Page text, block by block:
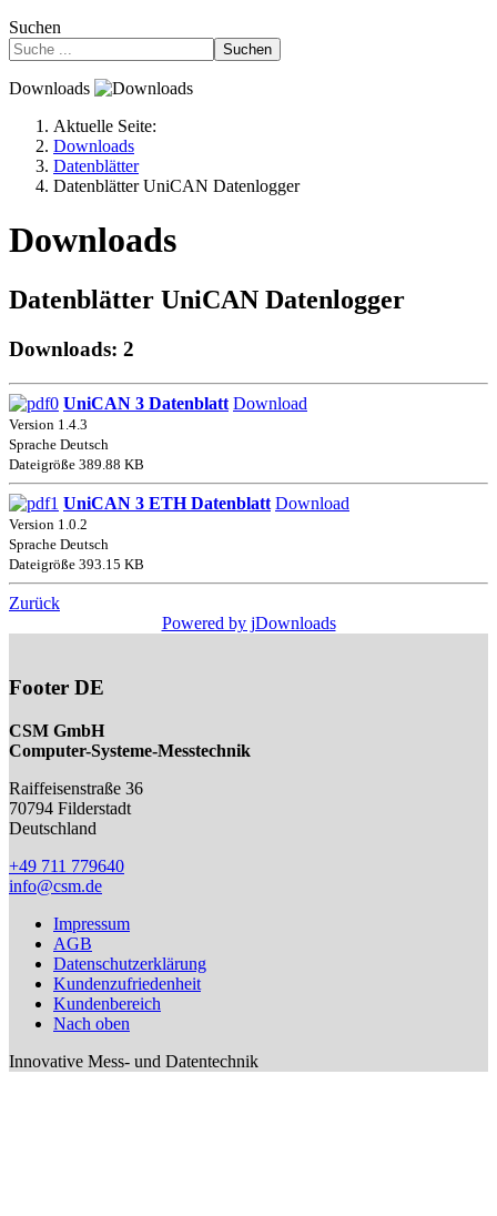
Suchen
Suchen
Downloads
Aktuelle Seite:
Downloads
Datenblätter
Datenblätter UniCAN Datenlogger
Downloads
Datenblätter UniCAN Datenlogger
Downloads: 2
UniCAN 3 Datenblatt Download
Version 1.4.3
Sprache Deutsch
Dateigröße 389.88 KB
UniCAN 3 ETH Datenblatt Download
Version 1.0.2
Sprache Deutsch
Dateigröße 393.15 KB
Zurück
Powered by jDownloads
Footer DE
CSM GmbH
Computer-Systeme-Messtechnik
Raiffeisenstraße 36
70794 Filderstadt
Deutschland
+49 711 779640
info@csm.de
Impressum
AGB
Datenschutzerklärung
Kundenzufriedenheit
Kundenbereich
Nach oben
Innovative Mess- und Datentechnik